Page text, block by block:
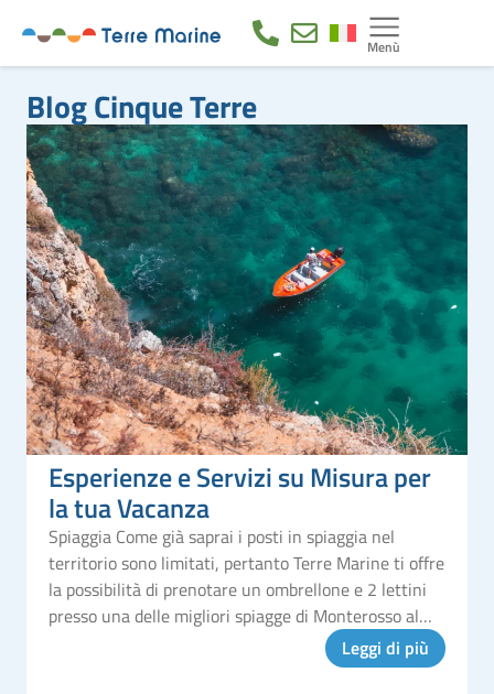
Blog Cinque Terre
Esperienze e Servizi su Misura per
la tua Vacanza
Spiaggia Come già saprai i posti in spiaggia nel
territorio sono limitati, pertanto Terre Marine ti offre
la possibilità di prenotare un ombrellone e 2 lettini
presso una delle migliori spiagge di Monterosso al
Leggi di più